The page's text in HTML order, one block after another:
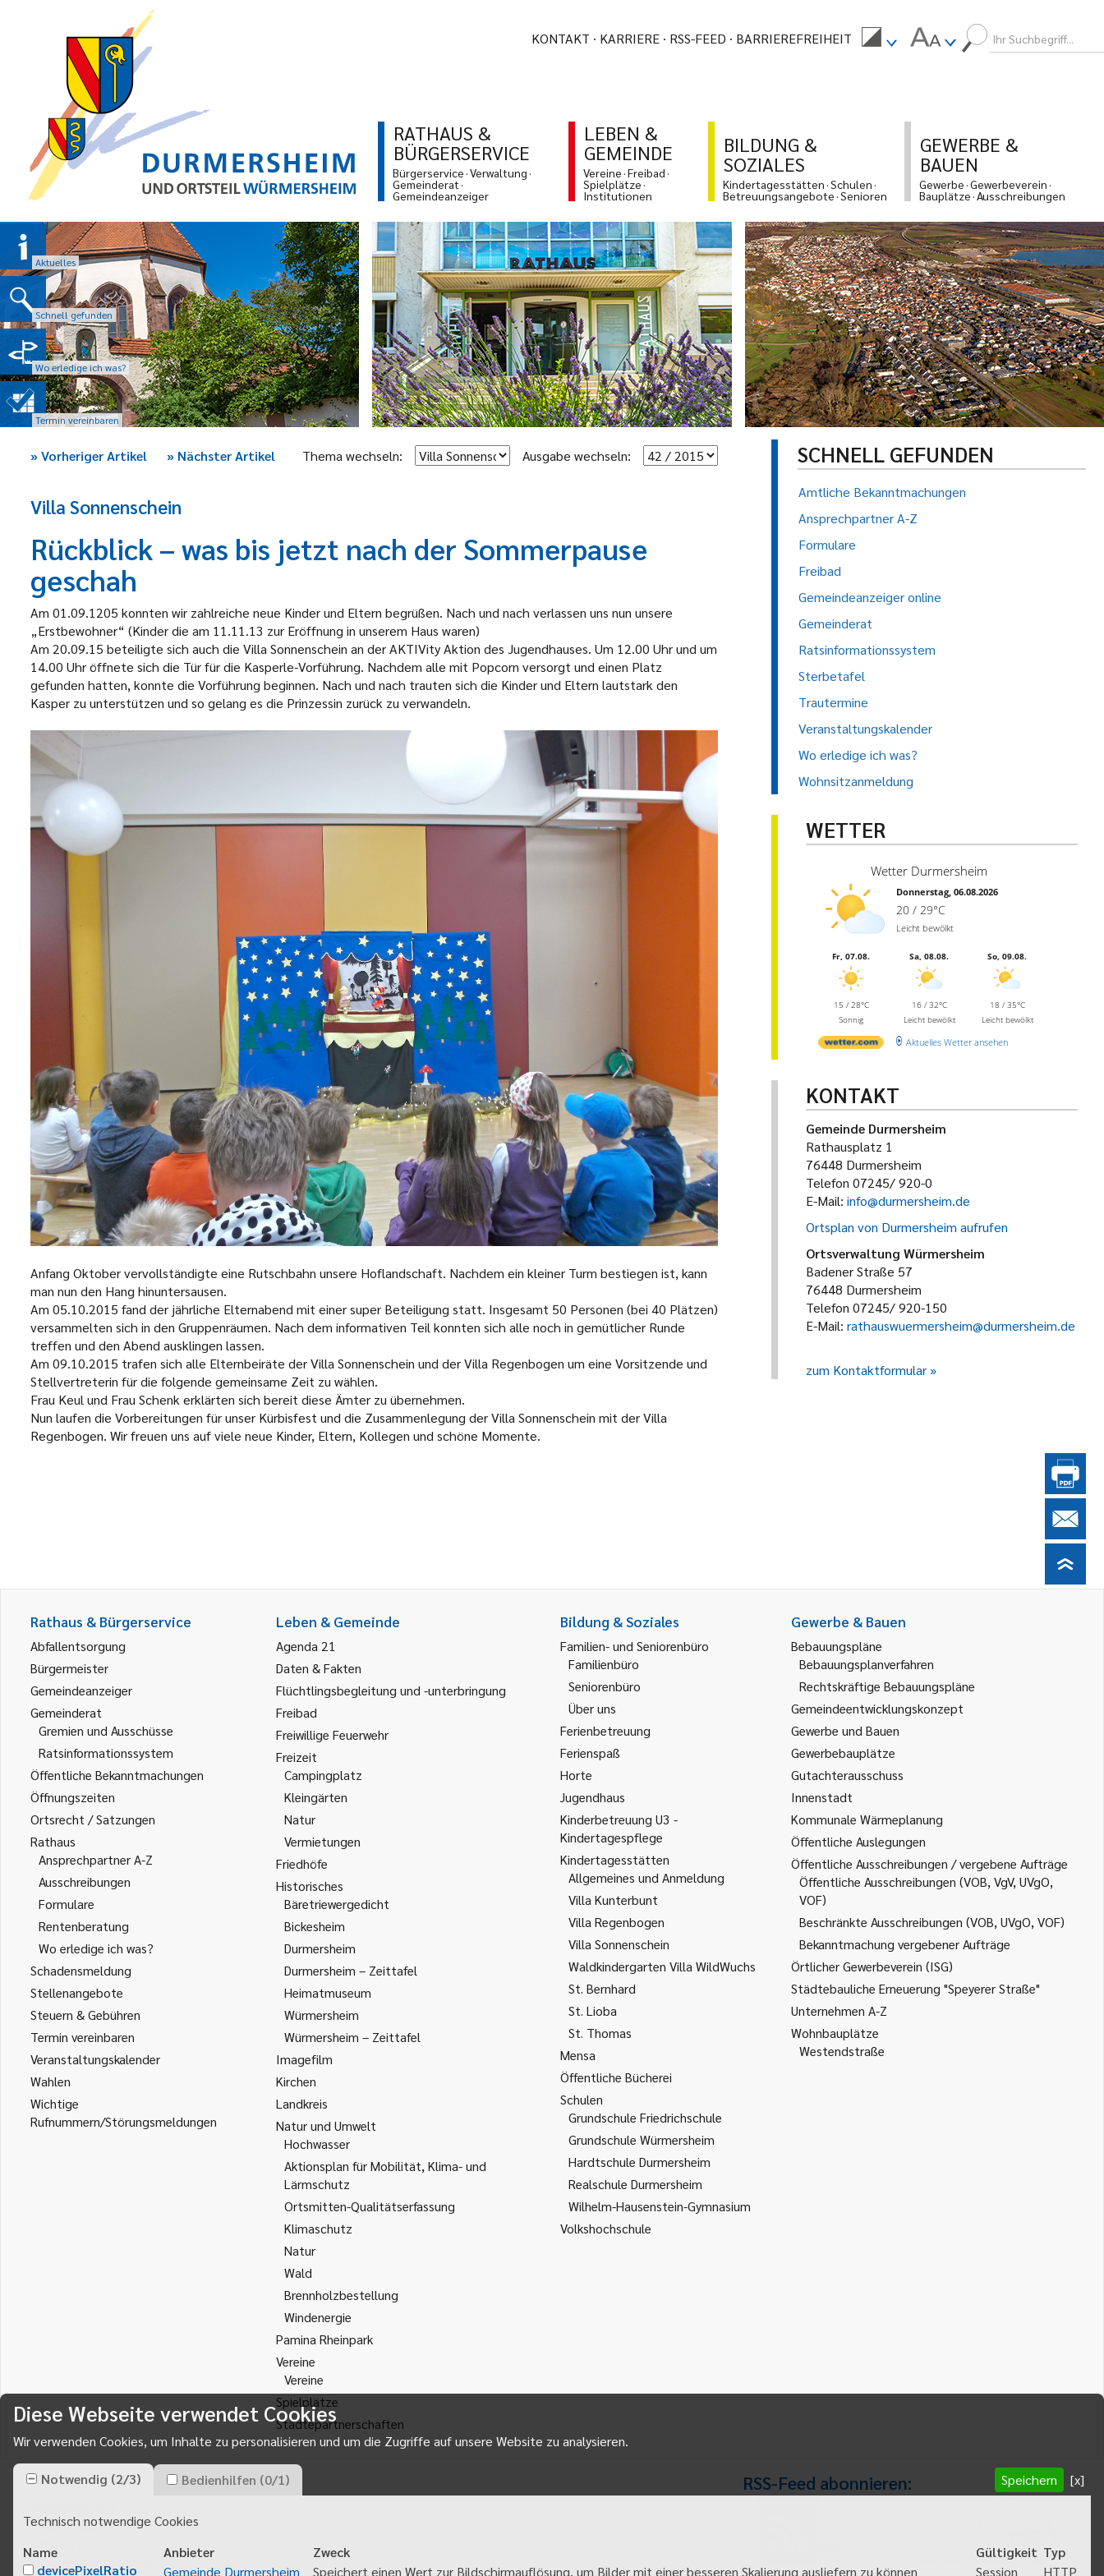
KONTAKT KARRIERE RSS-FEED BARRIEREFREIHEIT
RATHAUS &
BÜRGERSERVICE
Bürgerservice Verwaltung
Gemeinderat
Gemeindeanzeiger
LEBEN &
GEMEINDE
Vereine Freibad
Spielplätze
Institutionen
BILDUNG &
SOZIALES
Kindertagesstätten Schulen
Betreuungsangebote Senioren
GEWERBE &
BAUEN
Gewerbe Gewerbeverein
Bauplätze Ausschreibungen
Aktuelles
Schnell gefunden
Wo erledige ich was?
Termin vereinbaren
»Vorheriger Artikel » Nächster Artikel Thema wechseln: Ausgabe wechseln:
Villa Sonnenschein
Rückblick – was bis jetzt nach der Sommerpause
geschah
Am 01.09.1205 konnten wir zahlreiche neue Kinder und Eltern begrüßen. Nach und nach verlassen uns nun unsere
„Erstbewohner“ (Kinder die am 11.11.13 zur Eröffnung in unserem Haus waren)
Am 20.09.15 beteiligte sich auch die Villa Sonnenschein an der AKTIVity Aktion des Jugendhauses. Um 12.00 Uhr und um
14.00 Uhr öffnete sich die Tür für die Kasperle-Vorführung. Nachdem alle mit Popcorn versorgt und einen Platz
gefunden hatten, konnte die Vorführung beginnen. Nach und nach trauten sich die Kinder und Eltern lautstark den
Kasper zu unterstützen und so gelang es die Prinzessin zurück zu verwandeln.
Anfang Oktober vervollständigte eine Rutschbahn unsere Hoflandschaft. Nachdem ein kleiner Turm bestiegen ist, kann
man nun den Hang hinuntersausen.
Am 05.10.2015 fand der jährliche Elternabend mit einer super Beteiligung statt. Insgesamt 50 Personen (bei 40 Plätzen)
versammelten sich in den Gruppenräumen. Nach dem informativen Teil konnten sich alle noch in gemütlicher Runde
treffen und den Abend ausklingen lassen.
Am 09.10.2015 trafen sich alle Elternbeiräte der Villa Sonnenschein und der Villa Regenbogen um eine Vorsitzende und
Stellvertreterin für die folgende gemeinsame Zeit zu wählen.
Frau Keul und Frau Schenk erklärten sich bereit diese Ämter zu übernehmen.
Nun laufen die Vorbereitungen für unser Kürbisfest und die Zusammenlegung der Villa Sonnenschein mit der Villa
Regenbogen. Wir freuen uns auf viele neue Kinder, Eltern, Kollegen und schöne Momente.
SCHNELL GEFUNDEN
Amtliche Bekanntmachungen
Ansprechpartner A-Z
Formulare
Freibad
Gemeindeanzeiger online
Gemeinderat
Ratsinformationssystem
Sterbetafel
Trautermine
Veranstaltungskalender
Wo erledige ich was?
Wohnsitzanmeldung
WETTER
Wetter Durmersheim
Donnerstag, 06.08.2026
20 / 29°C
Leicht bewölkt
Fr, 07.08.
15 / 28°C
Sonnig
Sa, 08.08.
16 / 32°C
Leicht bewölkt
So, 09.08.
18 / 35°C
Leicht bewölkt
Aktuelles Wetter ansehen
KONTAKT
Gemeinde Durmersheim
Rathausplatz 1
76448 Durmersheim
Telefon 07245/ 920-0
E-Mail: info@durmersheim.de
Ortsplan von Durmersheim aufrufen
Ortsverwaltung Würmersheim
Badener Straße 57
76448 Durmersheim
Telefon 07245/ 920-150
E-Mail: rathauswuermersheim@durmersheim.de
zum Kontaktformular
Rathaus & Bürgerservice
Abfallentsorgung
Bürgermeister
Gemeindeanzeiger
Gemeinderat
Gremien und Ausschüsse
Ratsinformationssystem
Öffentliche Bekanntmachungen
Öffnungszeiten
Ortsrecht / Satzungen
Rathaus
Ansprechpartner A-Z
Ausschreibungen
Formulare
Rentenberatung
Wo erledige ich was?
Schadensmeldung
Stellenangebote
Steuern & Gebühren
Termin vereinbaren
Veranstaltungskalender
Wahlen
Wichtige
Rufnummern/Störungsmeldungen
Leben & Gemeinde
Agenda 21
Daten & Fakten
Flüchtlingsbegleitung und -unterbringung
Freibad
Freiwillige Feuerwehr
Freizeit
Campingplatz
Kleingärten
Natur
Vermietungen
Friedhöfe
Historisches
Bäretriewergedicht
Bickesheim
Durmersheim
Durmersheim – Zeittafel
Heimatmuseum
Würmersheim
Würmersheim – Zeittafel
Imagefilm
Kirchen
Landkreis
Natur und Umwelt
Hochwasser
Aktionsplan für Mobilität, Klima- und
Lärmschutz
Ortsmitten-Qualitätserfassung
Klimaschutz
Natur
Wald
Brennholzbestellung
Windenergie
Pamina Rheinpark
Vereine
Vereine
Spielplätze
Städtepartnerschaften
Bildung & Soziales
Familien- und Seniorenbüro
Familienbüro
Seniorenbüro
Über uns
Ferienbetreuung
Ferienspaß
Horte
Jugendhaus
Kinderbetreuung U3 -
Kindertagespflege
Kindertagesstätten
Allgemeines und Anmeldung
Villa Kunterbunt
Villa Regenbogen
Villa Sonnenschein
Waldkindergarten Villa WildWuchs
St. Bernhard
St. Lioba
St. Thomas
Mensa
Öffentliche Bücherei
Schulen
Grundschule Friedrichschule
Grundschule Würmersheim
Hardtschule Durmersheim
Realschule Durmersheim
Wilhelm-Hausenstein-Gymnasium
Volkshochschule
Gewerbe & Bauen
Bebauungspläne
Bebauungsplanverfahren
Rechtskräftige Bebauungspläne
Gemeindeentwicklungskonzept
Gewerbe und Bauen
Gewerbebauplätze
Gutachterausschuss
Innenstadt
Kommunale Wärmeplanung
Öffentliche Auslegungen
Öffentliche Ausschreibungen / vergebene Aufträge
Öffentliche Ausschreibungen (VOB, VgV, UVgO,
VOF)
Beschränkte Ausschreibungen (VOB, UVgO, VOF)
Bekanntmachung vergebener Aufträge
Örtlicher Gewerbeverein (ISG)
Städtebauliche Erneuerung "Speyerer Straße"
Unternehmen A-Z
Wohnbauplätze
Westendstraße
Gemeinde Durmersheim
76448Durmersheim
info@durmersheim.de
RSS-Feed abonnieren:
Diese Webseite verwendet Cookies
Wir verwenden Cookies, um Inhalte zu personalisieren und um die Zugriffe auf unsere Website zu analysieren.
Notwendig (2/3) Bedienhilfen (0/1) Speichern [x]
Technisch notwendige Cookies
Name
Anbieter Zweck Gültigkeit Typ
devicePixelRatio
Gemeinde Durmersheim Speichert einen Wert zur Bildschirmauflösung, um Bilder mit einer besseren Skalierung ausliefern zu können Session HTTP